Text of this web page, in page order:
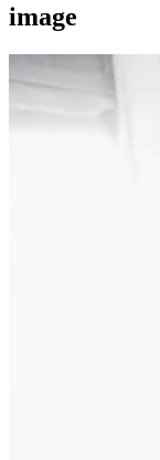
image